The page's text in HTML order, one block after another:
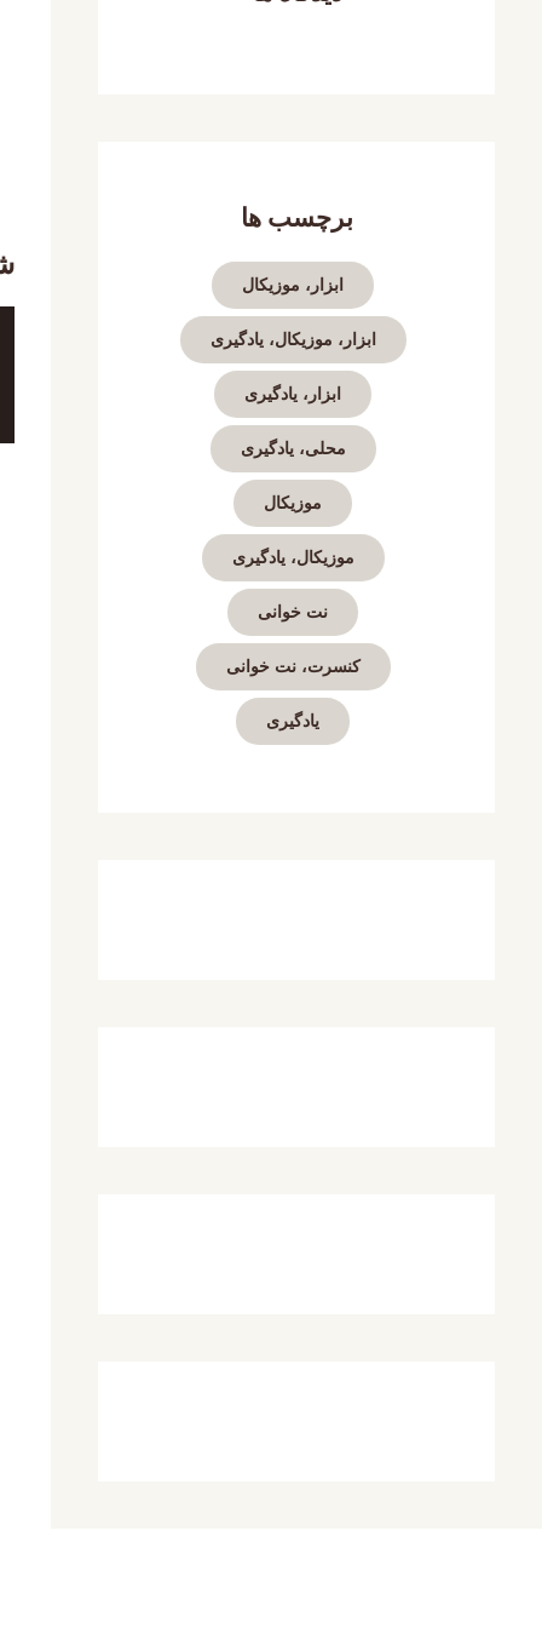
برچسب ها
ابزار، موزیکال
ابزار، موزیکال، یادگیری
ابزار، یادگیری
محلی، یادگیری
موزیکال
موزیکال، یادگیری
نت خوانی
کنسرت، نت خوانی
یادگیری